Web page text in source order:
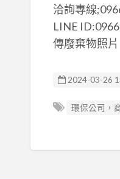
洽詢專線
LINE
傳廢棄物照
2024-03-26
環保公司，